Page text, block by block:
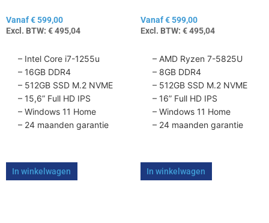
Vanaf€599,00
Excl. BTW: €495,04
– Intel Core i7-1255u
– 16GB DDR4
– 512GB SSD M.2 NVME
– 15,6” Full HD IPS
– Windows 11 Home
– 24 maanden garantie
In winkelwagen
productpagina
Vanaf€599,00
Excl. BTW: €495,04
– AMD Ryzen 7-5825U
– 8GB DDR4
– 512GB SSD M.2 NVME
– 16” Full HD IPS
– Windows 11 Home
– 24 maanden garantie
In winkelwagen
productpagina